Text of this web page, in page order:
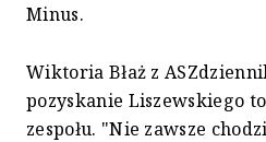
Minus.
Wiktoria Błaż z
pozyskanie Liszewskiego
zespołu. "Nie zawsze